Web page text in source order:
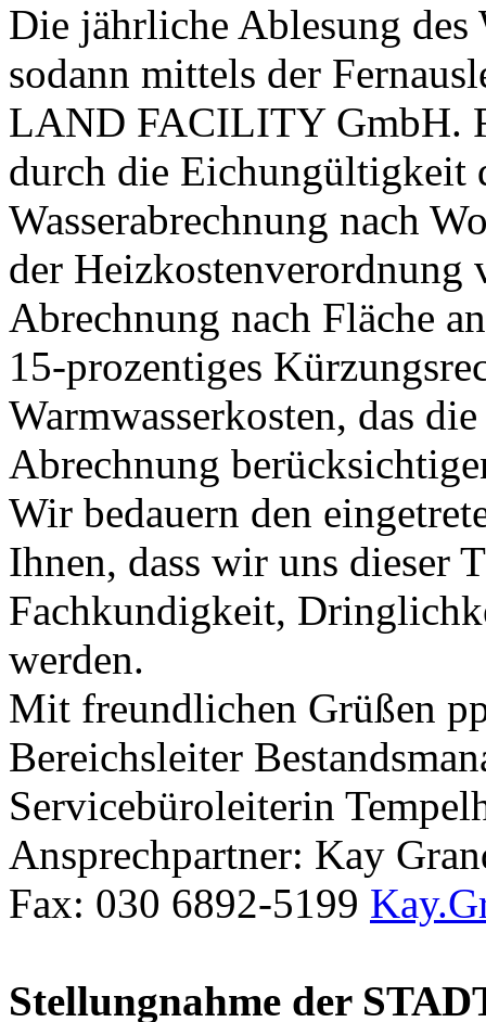
Die jährliche Ablesung
sodann mittels der
LAND FACILITY GmbH.
durch die Eichungültigkeit
Wasserabrechnung nach
der Heizkostenverordnung
Abrechnung nach Fläche
15-prozentiges
Warmwasserkosten, das
Abrechnung
Wir bedauern den
Ihnen, dass wir uns dieser
Fachkundigkeit,
werden.
Mit freundlichen Grüßen
Bereichsleiter
Servicebüroleiterin
Ansprechpartner: Kay
Fax: 030 6892-5199
Stellungnahme der